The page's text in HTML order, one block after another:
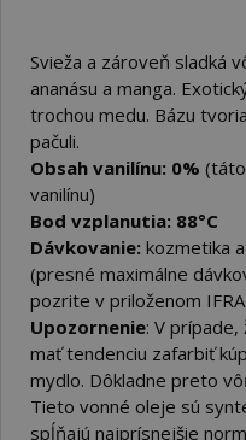
Svieža a zároveň sladká
ananásu a manga.
trochou medu. Bázu
pačuli.
Obsah vanilínu: 0%
vanilínu)
Bod vzplanutia: 88°C
Dávkovanie: kozmetika
(presné maximálne
pozrite v priloženom
Upozornenie: V prípade,
mať tendenciu zafarbiť
mydlo. Dôkladne preto
Tieto vonné oleje sú
spĺňajú najprísnejšie